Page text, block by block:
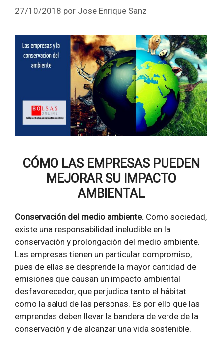
27/10/2018 por Jose Enrique Sanz
CÓMO LAS EMPRESAS PUEDEN
MEJORAR SU IMPACTO
AMBIENTAL
Conservación del medio ambiente. Como sociedad,
existe una responsabilidad ineludible en la
conservación y prolongación del medio ambiente.
Las empresas tienen un particular compromiso,
pues de ellas se desprende la mayor cantidad de
emisiones que causan un impacto ambiental
desfavorecedor, que perjudica tanto el hábitat
como la salud de las personas. Es por ello que las
emprendas deben llevar la bandera de verde de la
conservación y de alcanzar una vida sostenible.